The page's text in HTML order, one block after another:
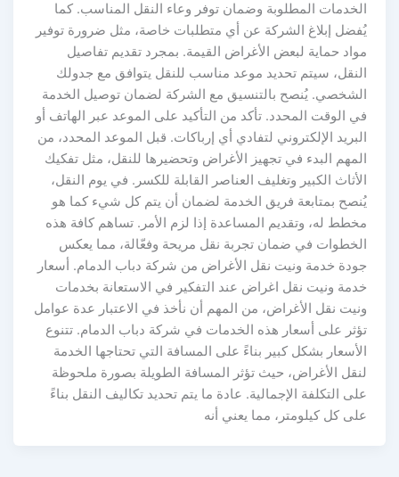
الخدمات المطلوبة وضمان توفر وعاء النقل المناسب. كما
يُفضل إبلاغ الشركة عن أي متطلبات خاصة، مثل ضرورة توفير
مواد حماية لبعض الأغراض القيمة. بمجرد تقديم تفاصيل
النقل، سيتم تحديد موعد مناسب للنقل يتوافق مع جدولك
الشخصي. يُنصح بالتنسيق مع الشركة لضمان توصيل الخدمة
في الوقت المحدد. تأكد من التأكيد على الموعد عبر الهاتف أو
البريد الإلكتروني لتفادي أي إرباكات. قبل الموعد المحدد، من
المهم البدء في تجهيز الأغراض وتحضيرها للنقل، مثل تفكيك
الأثاث الكبير وتغليف العناصر القابلة للكسر. في يوم النقل،
يُنصح بمتابعة فريق الخدمة لضمان أن يتم كل شيء كما هو
مخطط له، وتقديم المساعدة إذا لزم الأمر. تساهم كافة هذه
الخطوات في ضمان تجربة نقل مريحة وفعّالة، مما يعكس
جودة خدمة ونيت نقل الأغراض من شركة دباب الدمام. أسعار
خدمة ونيت نقل اغراض عند التفكير في الاستعانة بخدمات
ونيت نقل الأغراض، من المهم أن نأخذ في الاعتبار عدة عوامل
تؤثر على أسعار هذه الخدمات في شركة دباب الدمام. تتنوع
الأسعار بشكل كبير بناءً على المسافة التي تحتاجها الخدمة
لنقل الأغراض، حيث تؤثر المسافة الطويلة بصورة ملحوظة
على التكلفة الإجمالية. عادة ما يتم تحديد تكاليف النقل بناءً
على كل كيلومتر، مما يعني أنه